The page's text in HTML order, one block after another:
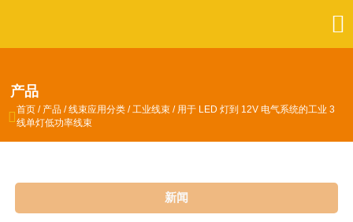

产品
 首页 / 产品 /线束应用分类 /工业线束 / 用于 LED 灯到 12V 电气系统的工业 3
线单灯低功率线束
新闻